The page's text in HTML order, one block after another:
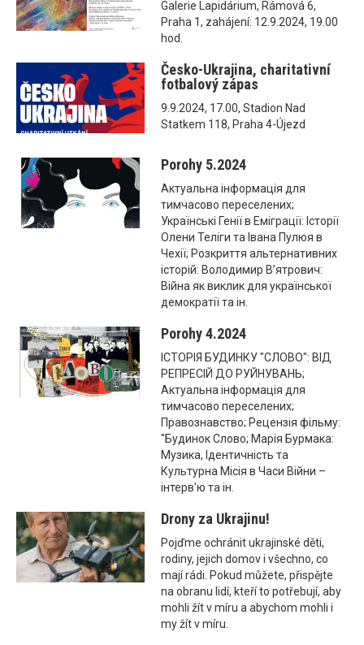
Galerie Lapidárium, Rámová 6,
Praha 1, zahájení: 12.9.2024, 19.00
hod.
Česko-Ukrajina, charitativní
fotbalový zápas
9.9.2024, 17.00, Stadion Nad
Statkem 118, Praha 4-Újezd
Porohy 5.2024
Актуальна інформація для
тимчасово переселених;
Українські Генії в Еміграції: Історії
Олени Теліги та Івана Пулюя в
Чехії; Розкриття альтернативних
історій: Володимир В’ятрович:
Війна як виклик для української
демократії та ін.
Porohy 4.2024
ІСТОРІЯ БУДИНКУ "СЛОВО": ВІД
РЕПРЕСІЙ ДО РУЙНУВАНЬ;
Актуальна інформація для
тимчасово переселених;
Правознавство; Рецензія фільму:
"Будинок Слово; Марія Бурмака:
Музика, Ідентичність та
Культурна Місія в Часи Війни –
інтерв'ю та ін.
Drony za Ukrajinu!
Pojďme ochránit ukrajinské děti,
rodiny, jejich domov i všechno, co
mají rádi. Pokud můžete, přispějte
na obranu lidí, kteří to potřebují, aby
mohli žít v míru a abychom mohli i
my žít v míru.